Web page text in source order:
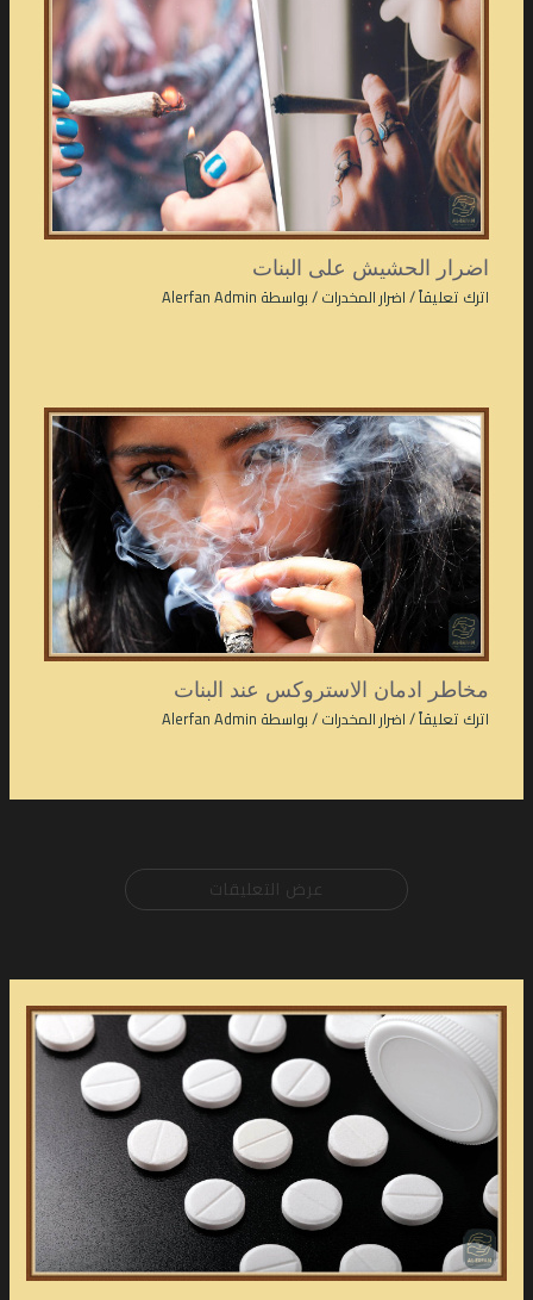
اضرار الحشيش على البنات
اترك تعليقاً/اضرار المخدرات/ بواسطة Alerfan Admin
مخاطر ادمان الاستروكس عند البنات
اترك تعليقاً/اضرار المخدرات/ بواسطة Alerfan Admin
عرض التعليقات